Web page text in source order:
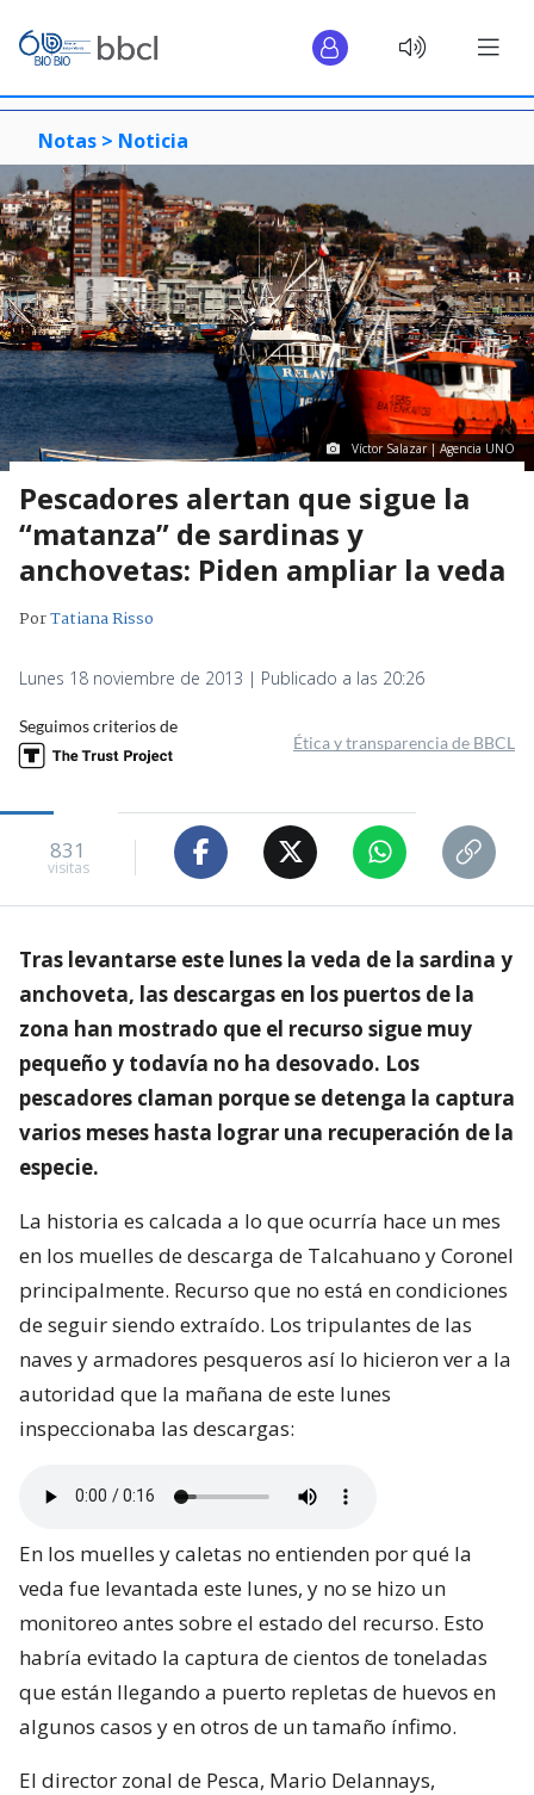
Notas > Noticia
Víctor Salazar | Agencia UNO
Pescadores alertan que sigue la
“matanza” de sardinas y
anchovetas: Piden ampliar la veda
PorTatiana Risso
Lunes 18 noviembre de 2013 | Publicado a las 20:26
Seguimos criterios de
Ética y transparencia de BBCL
831
visitas
Tras levantarse este lunes la veda de la sardina y
anchoveta, las descargas en los puertos de la
zona han mostrado que el recurso sigue muy
pequeño y todavía no ha desovado. Los
pescadores claman porque se detenga la captura
varios meses hasta lograr una recuperación de la
especie.
La historia es calcada a lo que ocurría hace un mes
en los muelles de descarga de Talcahuano y Coronel
principalmente. Recurso que no está en condiciones
de seguir siendo extraído. Los tripulantes de las
naves y armadores pesqueros así lo hicieron ver a la
autoridad que la mañana de este lunes
inspeccionaba las descargas:
En los muelles y caletas no entienden por qué la
veda fue levantada este lunes, y no se hizo un
monitoreo antes sobre el estado del recurso. Esto
habría evitado la captura de cientos de toneladas
que están llegando a puerto repletas de huevos en
algunos casos y en otros de un tamaño ínfimo.
El director zonal de Pesca, Mario Delannays,